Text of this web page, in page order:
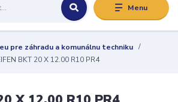
Menu
pre záhradu a komunálnu techniku
BKT 20 X 12.00 R10 PR4